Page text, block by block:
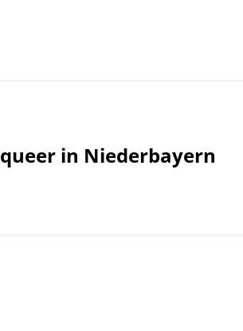
queer in Niederbayern